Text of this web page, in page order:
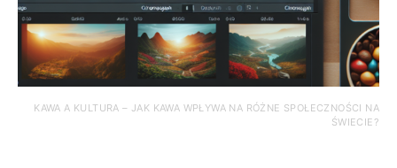
KAWA A KULTURA – JAK KAWA WPŁYWA NA RÓŻNE SPOŁECZNOŚCI NA
ŚWIECIE?